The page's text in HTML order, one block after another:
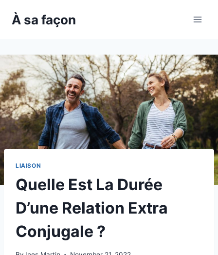
À sa façon
LIAISON
Quelle Est La Durée
D’une Relation Extra
Conjugale ?